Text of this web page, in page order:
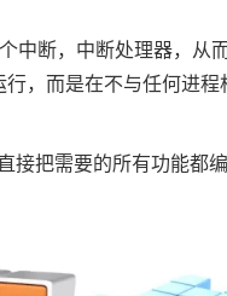
断，中断处理器，
，而是在不与任何进
把需要的所有功能